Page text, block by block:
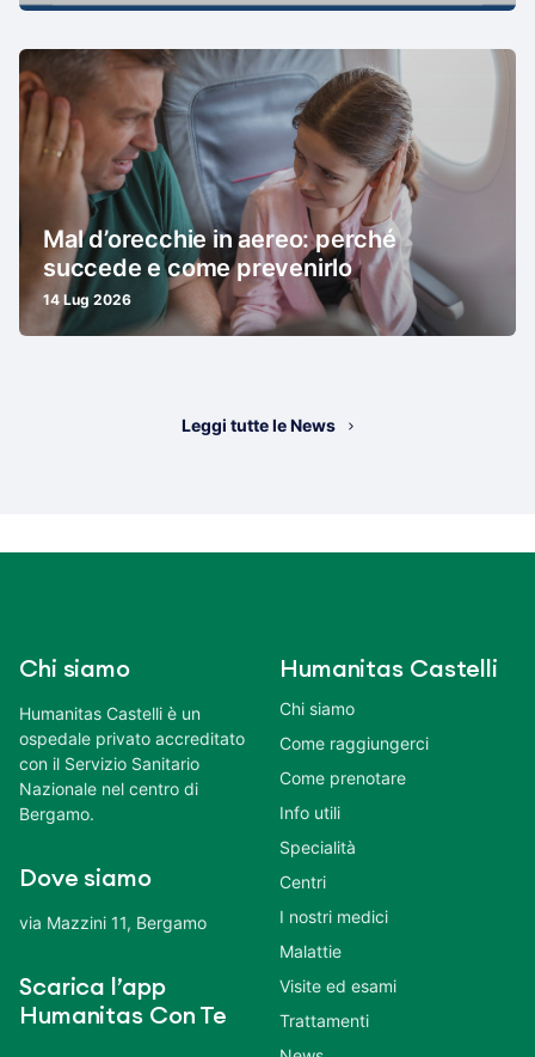
Mal d’orecchie in aereo: perché
succede e come prevenirlo
14 Lug 2026
Leggi tutte le News
Chi siamo
Humanitas Castelli è un
ospedale privato accreditato
con il Servizio Sanitario
Nazionale nel centro di
Bergamo.
Dove siamo
via Mazzini 11, Bergamo
Scarica l’app
Humanitas Con Te
Humanitas Castelli
Chi siamo
Come raggiungerci
Come prenotare
Info utili
Specialità
Centri
I nostri medici
Malattie
Visite ed esami
Trattamenti